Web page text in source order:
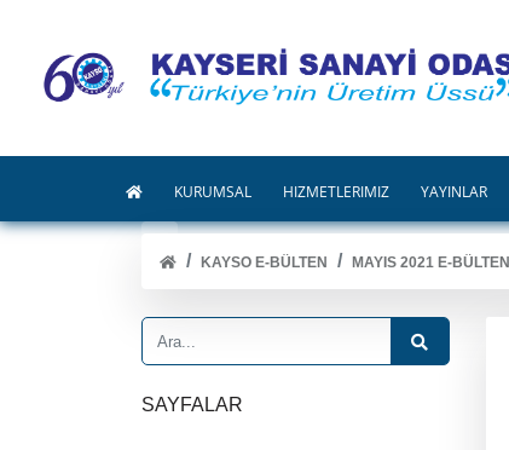
KURUMSAL HİZMETLERİMİZ YAYINLAR
KAYSO E-BÜLTEN MAYIS 2021 E-BÜLTEN
SAYFALAR